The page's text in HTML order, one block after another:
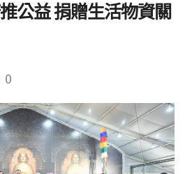
公益 捐贈生活物資關
0